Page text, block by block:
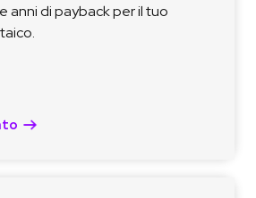
anni di payback per il tuo